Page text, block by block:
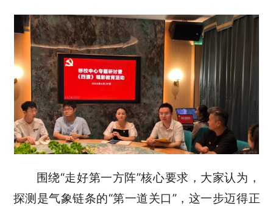
围绕“走好第一方阵”核心要求 ，大家认为，
探测是气象链条的“第一道关口”，这一步迈得正